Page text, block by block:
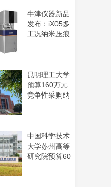
牛津仪器新品
发布：iX05多
工况纳米压痕
昆明理工大学
预算160万元
竞争性采购纳
中国科学技术
大学苏州高等
研究院预算60